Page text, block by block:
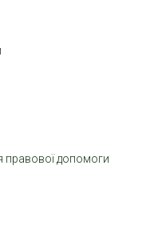
правової допомоги